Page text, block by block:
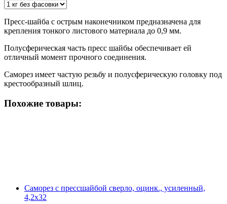
Пресс-шайба с острым наконечником предназначена для
крепления тонкого листового материала до 0,9 мм.
Полусферическая часть пресс шайбы обеспечивает ей
отличный момент прочного соединения.
Саморез имеет частую резьбу и полусферическую головку под
крестообразный шлиц.
Похожие товары:
Саморез с прессшайбой сверло, оцинк., усиленный,
4,2х32